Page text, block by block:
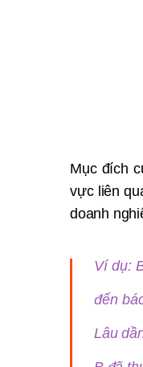
Mục đích
vực liên
doanh
Ví dụ:
đến
Lâu